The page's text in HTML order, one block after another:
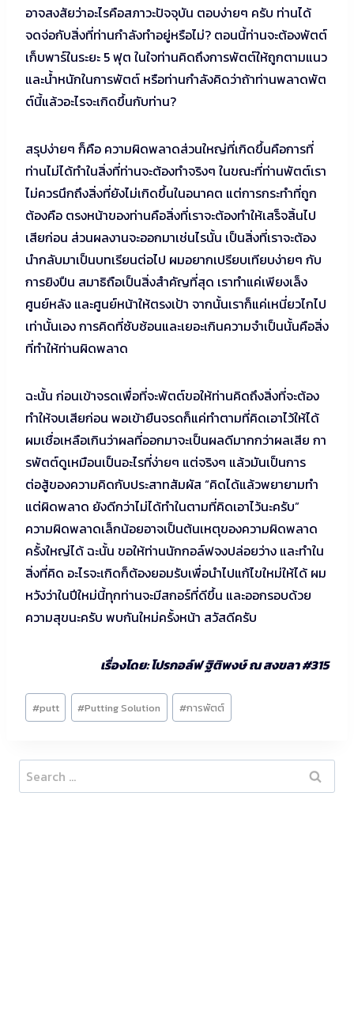
อาจสงสัยว่าอะไรคือสภาวะปัจจุบัน ตอบง่ายๆ ครับ ท่านได้
จดจ่อกับสิ่งที่ท่านกำลังทำอยู่หรือไม่? ตอนนี้ท่านจะต้องพัตต์
เก็บพาร์ในระยะ 5 ฟุต ในใจท่านคิดถึงการพัตต์ให้ถูกตามแนว
และน้ำหนักในการพัตต์ หรือท่านกำลังคิดว่าถ้าท่านพลาดพัต
ต์นี้แล้วอะไรจะเกิดขึ้นกับท่าน?
สรุปง่ายๆ ก็คือ ความผิดพลาดส่วนใหญ่ที่เกิดขึ้นคือการที่
ท่านไม่ได้ทำในสิ่งที่ท่านจะต้องทำจริงๆ ในขณะที่ท่านพัตต์เรา
ไม่ควรนึกถึงสิ่งที่ยังไม่เกิดขึ้นในอนาคต แต่การกระทำที่ถูก
ต้องคือ ตรงหน้าของท่านคือสิ่งที่เราจะต้องทำให้เสร็จสิ้นไป
เสียก่อน ส่วนผลงานจะออกมาเช่นไรนั้น เป็นสิ่งที่เราจะต้อง
นำกลับมาเป็นบทเรียนต่อไป ผมอยากเปรียบเทียบง่ายๆ กับ
การยิงปืน สมาธิถือเป็นสิ่งสำคัญที่สุด เราทำแค่เพียงเล็ง
ศูนย์หลัง และศูนย์หน้าให้ตรงเป้า จากนั้นเราก็แค่เหนี่ยวไกไป
เท่านั้นเอง การคิดที่ซับซ้อนและเยอะเกินความจำเป็นนั้นคือสิ่ง
ที่ทำให้ท่านผิดพลาด
ฉะนั้น ก่อนเข้าจรดเพื่อที่จะพัตต์ขอให้ท่านคิดถึงสิ่งที่จะต้อง
ทำให้จบเสียก่อน พอเข้ายืนจรดก็แค่ทำตามที่คิดเอาไว้ให้ได้
ผมเชื่อเหลือเกินว่าผลที่ออกมาจะเป็นผลดีมากกว่าผลเสีย กา
รพัตต์ดูเหมือนเป็นอะไรที่ง่ายๆ แต่จริงๆ แล้วมันเป็นการ
ต่อสู้ของความคิดกับประสาทสัมผัส “คิดได้แล้วพยายามทำ
แต่ผิดพลาด ยังดีกว่าไม่ได้ทำในตามที่คิดเอาไว้นะครับ”
ความผิดพลาดเล็กน้อยอาจเป็นต้นเหตุของความผิดพลาด
ครั้งใหญ่ได้ ฉะนั้น ขอให้ท่านนักกอล์ฟจงปล่อยว่าง และทำใน
สิ่งที่คิด อะไรจะเกิดก็ต้องยอมรับเพื่อนำไปแก้ไขใหม่ให้ได้ ผม
หวังว่าในปีใหม่นี้ทุกท่านจะมีสกอร์ที่ดีขึ้น และออกรอบด้วย
ความสุขนะครับ พบกันใหม่ครั้งหน้า สวัสดีครับ
เรื่องโดย: โปรกอล์ฟ ฐิติพงษ์ ณ สงขลา #315
Post
Tags:
#putt #Putting Solution #การพัตต์
Search
for: